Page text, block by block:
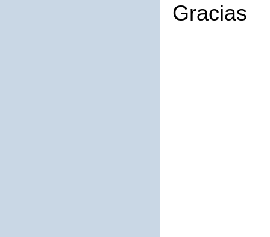
Gracias